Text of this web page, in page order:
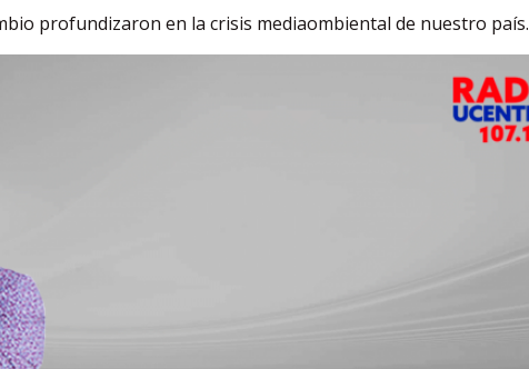
profundizaron en la crisis mediaombiental de nuestro país.